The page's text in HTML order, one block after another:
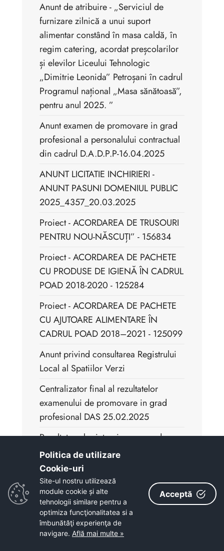
Anunt de atribuire - „Serviciul de
furnizare zilnică a unui suport
alimentar constând în masa caldă, în
regim catering, acordat preșcolarilor
și elevilor Liceului Tehnologic
„Dimitrie Leonida” Petroșani în cadrul
Programul național „Masa sănătoasă”,
pentru anul 2025. ”
Anunt examen de promovare in grad
profesional a personalului contractual
din cadrul D.A.D.P.P-16.04.2025
ANUNT LICITATIE INCHIRIERI -
ANUNT PASUNI DOMENIUL PUBLIC
2025_4357_20.03.2025
Proiect - ACORDAREA DE TRUSOURI
PENTRU NOU-NĂSCUȚI” - 156834
Proiect - ACORDAREA DE PACHETE
CU PRODUSE DE IGIENĂ ÎN CADRUL
POAD 2018-2020 - 125284
Proiect - ACORDAREA DE PACHETE
CU AJUTOARE ALIMENTARE ÎN
CADRUL POAD 2018–2021 - 125099
Anunt privind consultarea Registrului
Local al Spatiilor Verzi
Centralizator final al rezultatelor
examenului de promovare in grad
profesional DAS 25.02.2025
Rezultat proba interviu-examen de
promovare DAS 25.02.2025
Rezultatul probei scrise la examenul
de promovare DAS 25.02.2025
Proces Verbal selectie dosare examen
de promovare DAS 25.02.2025
Comunicat privind rezultatele finale la
Politica de utilizare
Cookie-uri‎
Site-ul nostru utilizează
module cookie și alte
tehnologii similare pentru a
optimiza funcţionalitatea si a
îmbunătăţi experienţa de
navigare. Află mai multe »
Acceptă